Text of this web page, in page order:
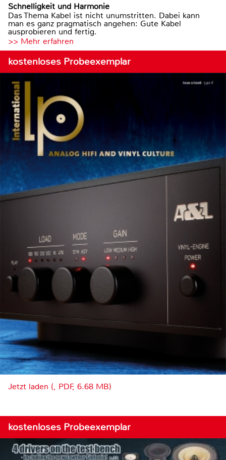
Schnelligkeit und Harmonie
Das Thema Kabel ist nicht unumstritten. Dabei kann
man es ganz pragmatisch angehen: Gute Kabel
ausprobieren und fertig.
>> Mehr erfahren
kostenloses Probeexemplar
Jetzt laden (, PDF, 6.68 MB)
kostenloses Probeexemplar